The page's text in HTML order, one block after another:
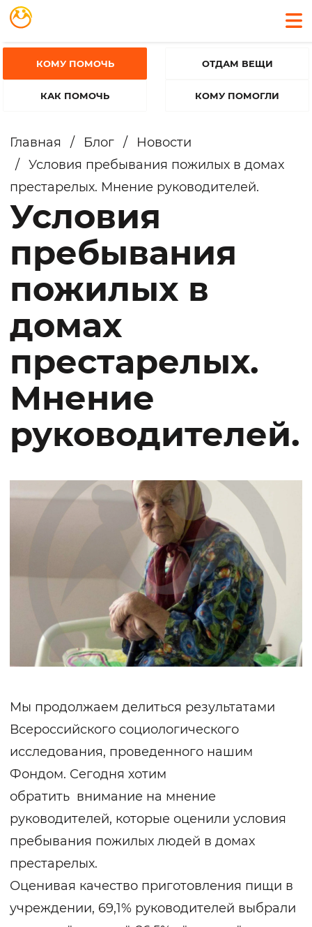
КОМУ ПОМОЧЬ
КАК ПОМОЧЬ
ОТДАМ ВЕЩИ
КОМУ ПОМОГЛИ
Главная / Блог /
Новости
/ Условия пребывания пожилых в домах
престарелых. Мнение руководителей.
Условия
пребывания
пожилых в
домах
престарелых.
Мнение
руководителей.
Мы продолжаем делиться результатами
Всероссийского социологического
исследования, проведенного нашим
Фондом. Сегодня хотим
обратить внимание на мнение
руководителей, которые оценили условия
пребывания пожилых людей в домах
престарелых.
Оценивая качество приготовления пищи в
учреждении, 69,1% руководителей выбрали